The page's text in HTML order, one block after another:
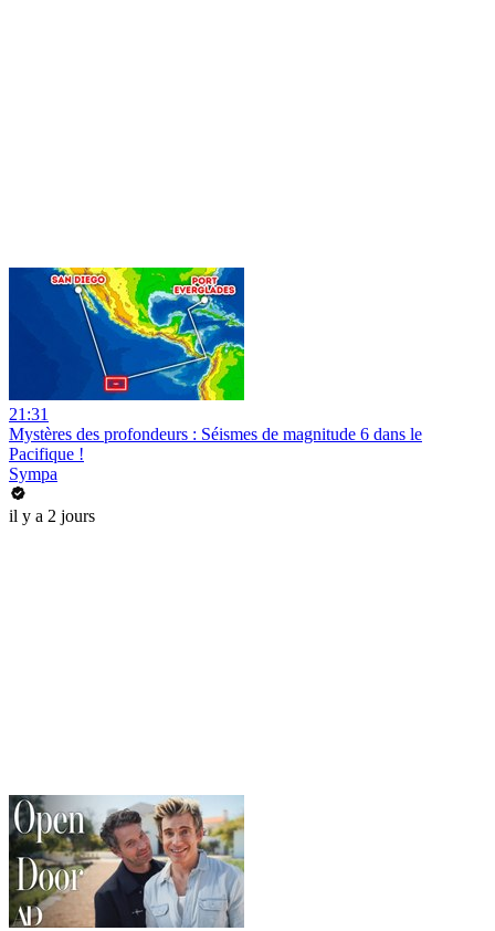
21:31
Mystères des profondeurs : Séismes de magnitude 6 dans le
Pacifique !
Sympa
il y a 2 jours